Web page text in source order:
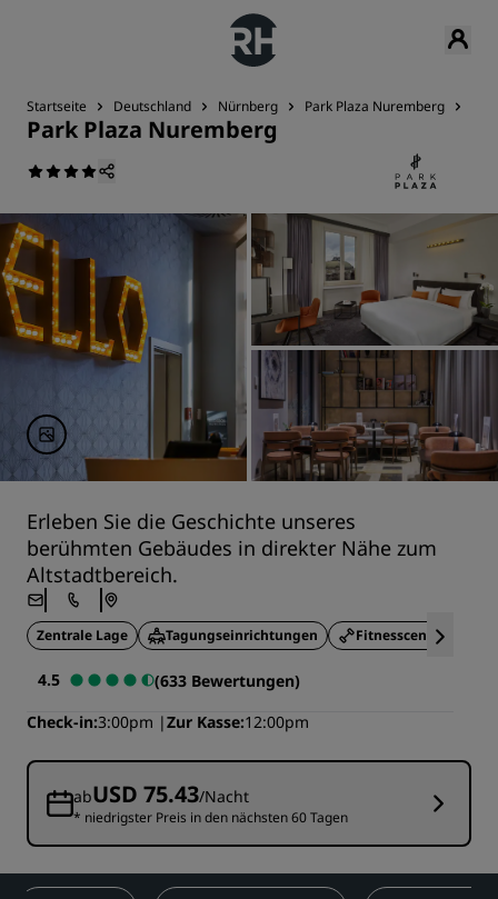
Startseite Deutschland Nürnberg Park Plaza Nuremberg
Park Plaza Nuremberg
Erleben Sie die Geschichte unseres
berühmten Gebäudes in direkter Nähe zum
Altstadtbereich.
Zentrale Lage Tagungseinrichtungen Fitnesscenter
4.5
(633 Bewertungen)
Check-in 3:00pm Zur Kasse 12:00pm
abUSD 75.43/Nacht
* niedrigster Preis in den nächsten 60 Tagen